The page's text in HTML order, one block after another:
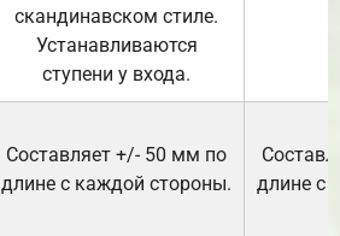
скандинавском стиле.
Устанавливаются
ступени у входа.
Составляет +/- 50 мм по
длине с каждой стороны.
длине с